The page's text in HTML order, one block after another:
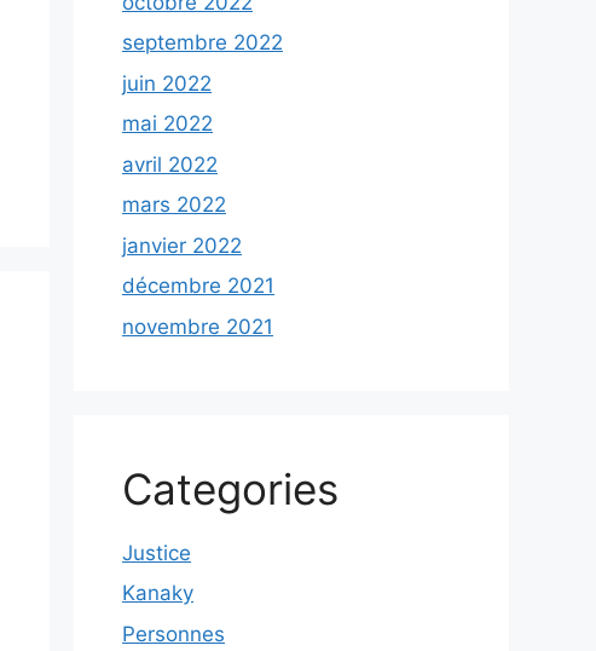
septembre 2022
juin 2022
mai 2022
avril 2022
mars 2022
janvier 2022
décembre 2021
novembre 2021
Categories
Justice
Kanaky
Personnes